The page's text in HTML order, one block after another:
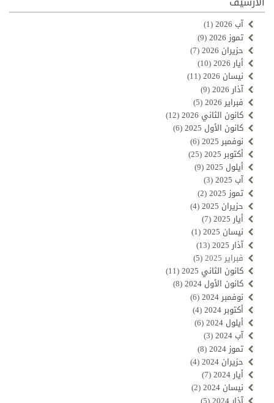
آب 2026
(1)
تموز 2026
(9)
حزيران 2026
(7)
أيار 2026
(10)
نيسان 2026
(11)
آذار 2026
(9)
فبراير 2026
(5)
كانون الثاني 2026
(12)
كانون الأول 2025
(6)
نوفمبر 2025
(6)
أكتوبر 2025
(25)
أيلول 2025
(9)
آب 2025
(3)
تموز 2025
(2)
حزيران 2025
(4)
أيار 2025
(7)
نيسان 2025
(1)
آذار 2025
(13)
فبراير 2025
(5)
كانون الثاني 2025
(11)
كانون الأول 2024
(8)
نوفمبر 2024
(6)
أكتوبر 2024
(4)
أيلول 2024
(6)
آب 2024
(3)
تموز 2024
(8)
حزيران 2024
(4)
أيار 2024
(7)
نيسان 2024
(2)